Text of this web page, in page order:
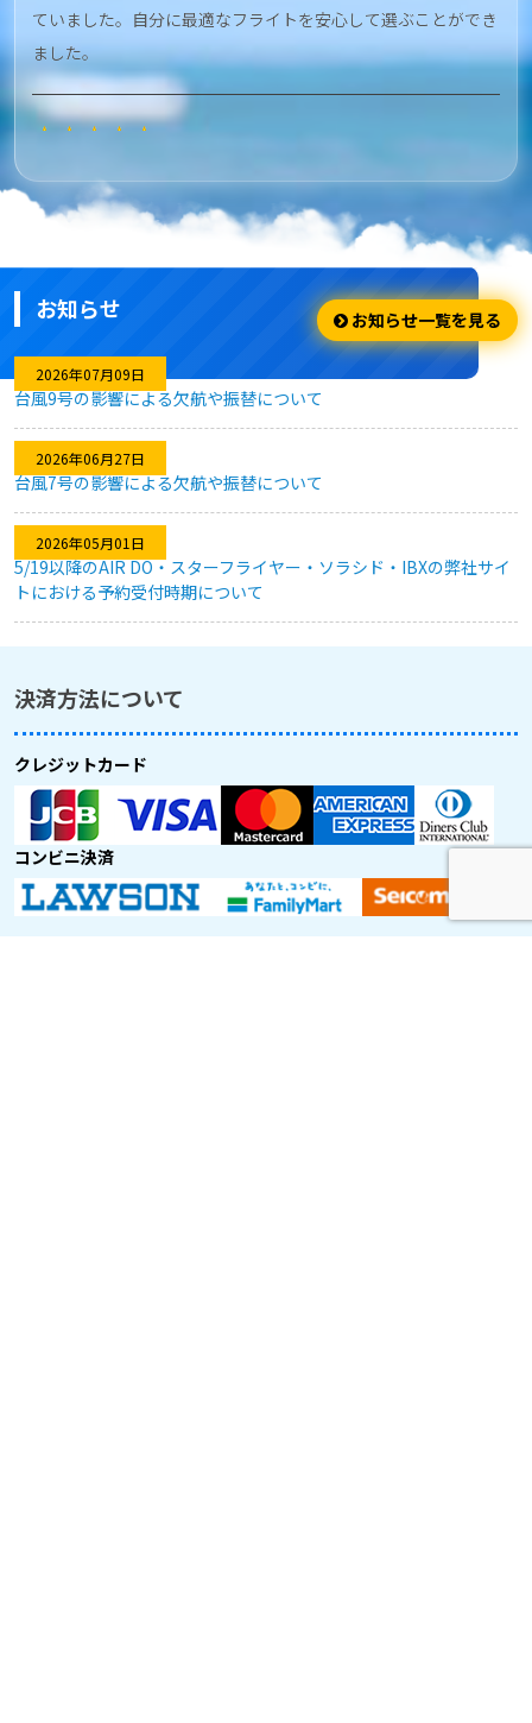
ていました。自分に最適なフライトを安心して選ぶことができ
ました。
★★★★★
安さ・お得
安くてお得に利用出来ました。
★★★★☆
利用のしやすさ
問題なく利用できました。
★★★★★
キャンセル対応
お知らせ お知らせ一覧を見る
2026年07月09日
台風9号の影響による欠航や振替について
2026年06月27日
台風7号の影響による欠航や振替について
2026年05月01日
5/19以降のAIR DO・スターフライヤー・ソラシド・IBXの弊社サイ
トにおける予約受付時期について
決済方法について
クレジットカード
コンビニ決済